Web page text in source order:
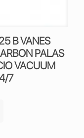
B VANES
PALAS
VACUUM
7